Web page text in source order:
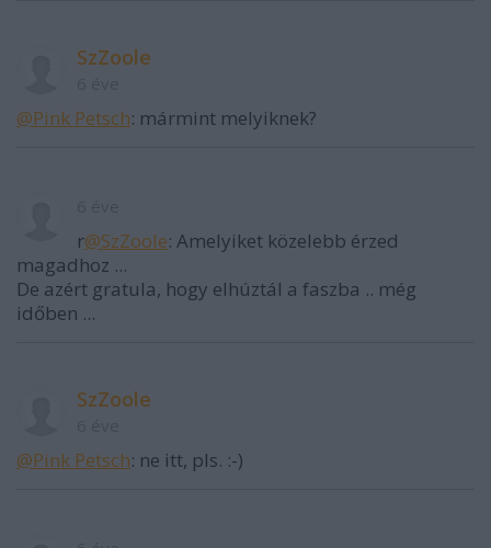
SzZoole
@Pink Petsch: mármint melyiknek?
r@SzZoole: Amelyiket közelebb érzed
magadhoz ...
De azért gratula, hogy elhúztál a faszba .. még
időben ...
SzZoole
@Pink Petsch: ne itt, pls. :-)